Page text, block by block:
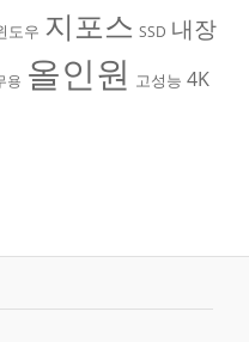
도우 지포스 SSD 내장
용 올인원 고성능 4K